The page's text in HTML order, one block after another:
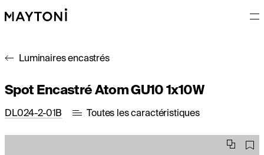
Luminaires encastrés
Spot Encastré Atom GU10 1x10W
DL024-2-01B Toutes les caractéristiques